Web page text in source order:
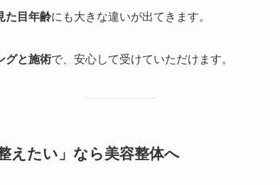
た目年齢にも大きな違いが出てきます。
グと施術で、安心して受けていただけます。
えたい」なら美容整体へ